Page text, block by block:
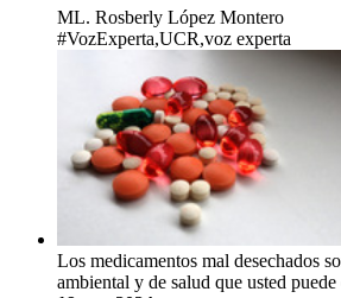
ML. Rosberly López Montero
#VozExperta,UCR,voz experta
Los medicamentos mal desechados
ambiental y de salud que usted